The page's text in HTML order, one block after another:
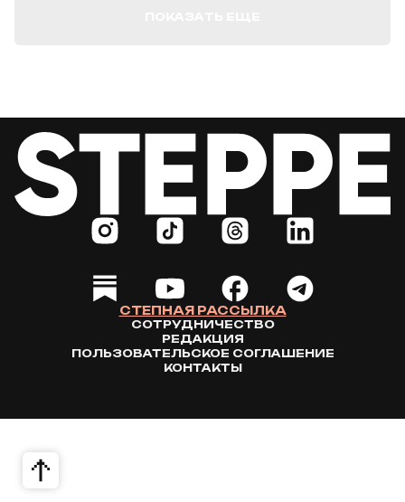
СТЕПНАЯ РАССЫЛКА
СОТРУДНИЧЕСТВО
РЕДАКЦИЯ
ПОЛЬЗОВАТЕЛЬСКОЕ СОГЛАШЕНИЕ
КОНТАКТЫ